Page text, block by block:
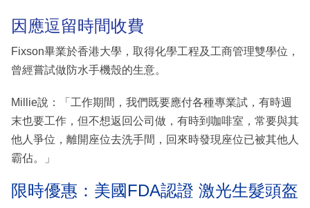
因應逗留時間收費
Fixson畢業於香港大學，取得化學工程及工商管理雙學位，
曾經嘗試做防水手機殼的生意。
Millie說：「工作期間，我們既要應付各種專業試，有時週
末也要工作，但不想返回公司做，有時到咖啡室，常要與其
他人爭位，離開座位去洗手間，回來時發現座位已被其他人
霸佔。」
限時優惠：美國FDA認證 激光生髮頭盔